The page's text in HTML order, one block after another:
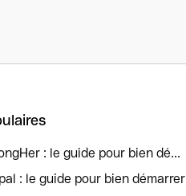
: le guide pour bien dé...
: le guide pour bien démarrer